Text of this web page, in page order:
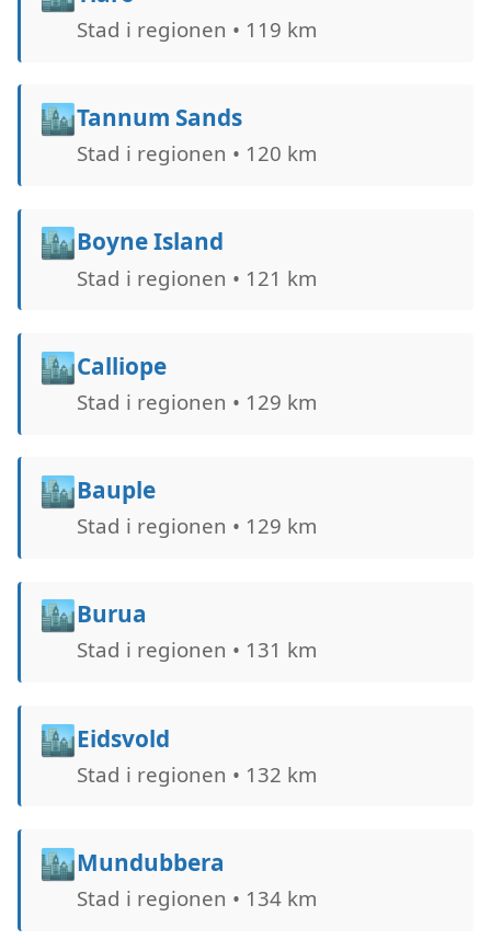
Stad i regionen • 119 km
🏙️Tannum Sands
Stad i regionen • 120 km
🏙️Boyne Island
Stad i regionen • 121 km
🏙️Calliope
Stad i regionen • 129 km
🏙️Bauple
Stad i regionen • 129 km
🏙️Burua
Stad i regionen • 131 km
🏙️Eidsvold
Stad i regionen • 132 km
🏙️Mundubbera
Stad i regionen • 134 km